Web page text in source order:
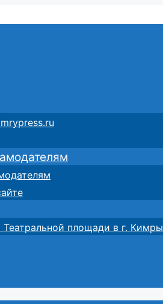
Театральной площади в г. Кимры